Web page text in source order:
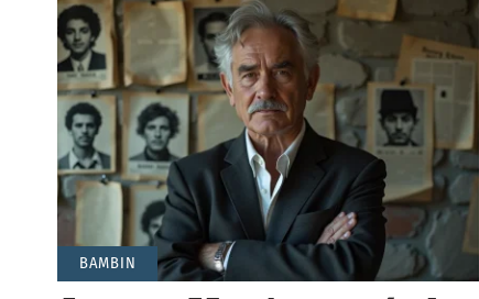
BAMBIN